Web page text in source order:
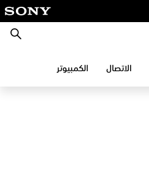
بحث
الاتصال الكمبيوتر